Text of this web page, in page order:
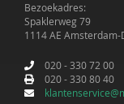
Bezoekadres:
Spaklerweg 79
1114 AE
020 - 330 72 00
020 - 330 80 40